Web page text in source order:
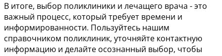
В итоге, выбор поликлиники и лечащего врача - это
важный процесс, который требует времени и
информированности. Пользуйтесь нашим
справочником поликлиник, уточняйте контактную
информацию и делайте осознанный выбор, чтобы